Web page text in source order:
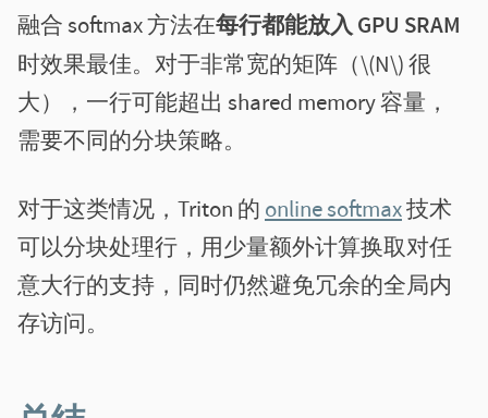
融合 softmax 方法在每行都能放入 GPU SRAM
时效果最佳。对于非常宽的矩阵（\(N\) 很
大），一行可能超出 shared memory 容量，
需要不同的分块策略。
对于这类情况，Triton 的 online softmax技术
可以分块处理行，用少量额外计算换取对任
意大行的支持，同时仍然避免冗余的全局内
存访问。